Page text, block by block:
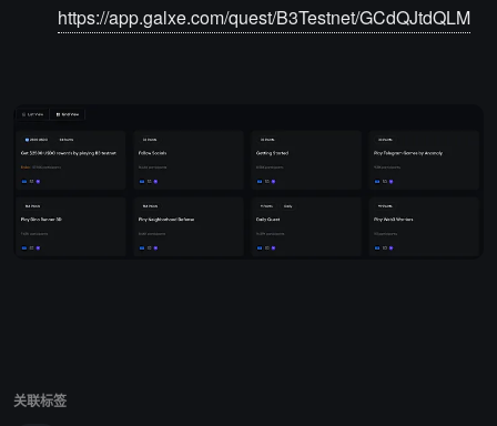
https://app.galxe.com/quest/B3Testnet/GCdQJtdQLM
关联标签